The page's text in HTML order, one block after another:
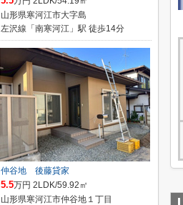
山形県寒河江市大字島
左沢線「南寒河江」駅 徒歩14分
仲谷地 後藤貸家
5.5万円 2LDK/59.92㎡
山形県寒河江市仲谷地１丁目